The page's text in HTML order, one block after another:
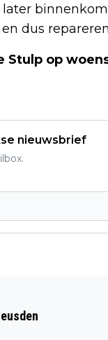
dus
op
nieuwsbrief